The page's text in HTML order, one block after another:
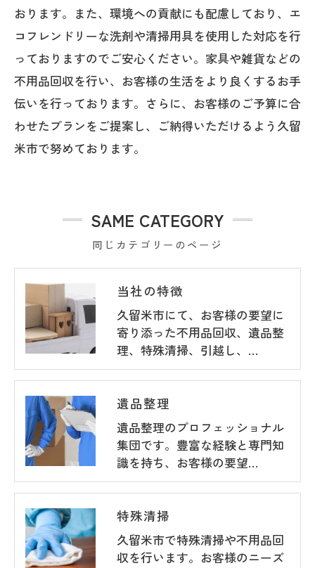
おります。また、環境への貢献にも配慮しており、エ
コフレンドリーな洗剤や清掃用具を使用した対応を行
っておりますのでご安心ください。家具や雑貨などの
不用品回収を行い、お客様の生活をより良くするお手
伝いを行っております。さらに、お客様のご予算に合
わせたプランをご提案し、ご納得いただけるよう久留
米市で努めております。
同じカテゴリーのページ
SAME CATEGORY
当社の特徴
久留米市にて、お客様の要望に
寄り添った不用品回収、遺品整
理、特殊清掃、引越し、…
遺品整理
遺品整理のプロフェッショナル
集団です。豊富な経験と専門知
識を持ち、お客様の要望…
特殊清掃
久留米市で特殊清掃や不用品回
収を行います。お客様のニーズ